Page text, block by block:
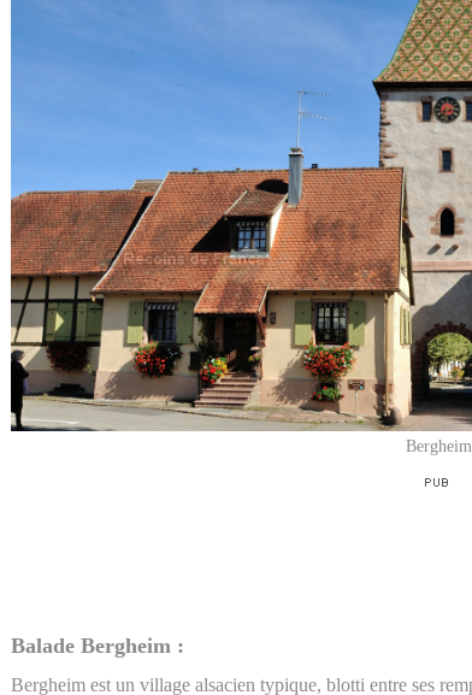
Bergheim
Balade Bergheim :
Bergheim est un village alsacien typique, blotti entre ses